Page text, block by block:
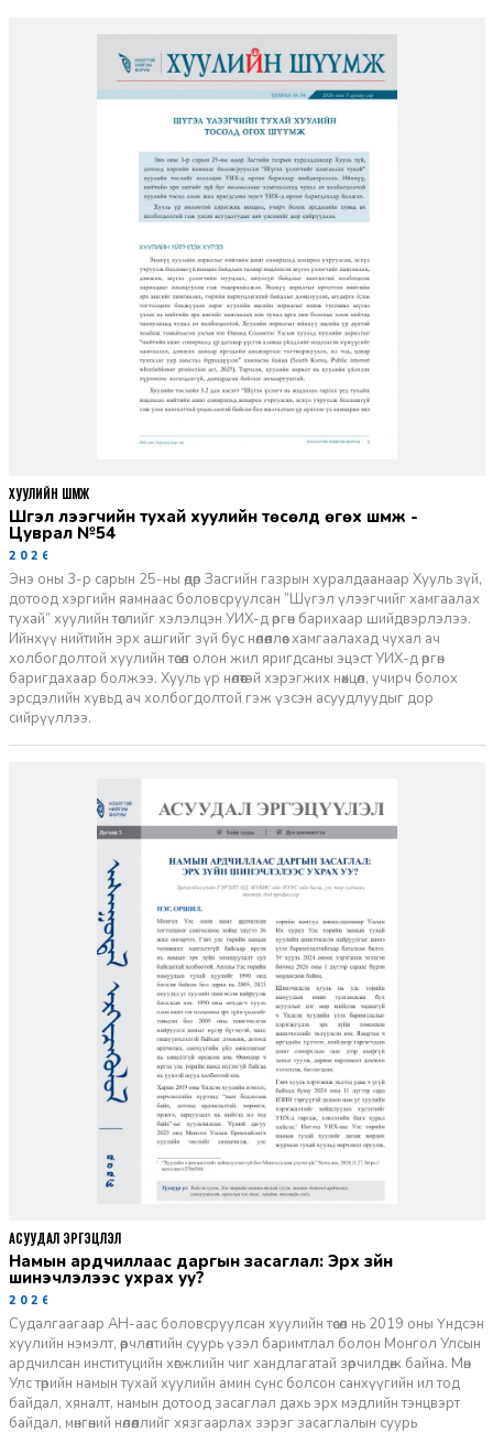
Шүгэл үлээгчийн тухай хуулийн төсөлд өгөх шүүмж -
Цуврал №54
2026-07-27
Энэ оны 3-р сарын 25-ны өдөр Засгийн газрын хуралдаанаар Хууль зүй,
дотоод хэргийн яамнаас боловсруулсан “Шүгэл үлээгчийг хамгаалах
тухай” хуулийн төслийг хэлэлцэн УИХ-д өргөн барихаар шийдвэрлэлээ.
Ийнхүү нийтийн эрх ашгийг зүй бус нөлөөллөөс хамгаалахад чухал ач
холбогдолтой хуулийн төсөл олон жил яригдсаны эцэст УИХ-д өргөн
баригдахаар болжээ. Хууль үр нөлөөтэй хэрэгжих нөхцөл, учирч болох
эрсдэлийн хувьд ач холбогдолтой гэж үзсэн асуудлуудыг дор
сийрүүллээ.
ХУУЛИЙН ШҮҮМЖ
Намын ардчиллаас даргын засаглал: Эрх зүйн
шинэчлэлээс ухрах уу?
2026-07-08
Судалгаагаар АН-аас боловсруулсан хуулийн төсөл нь 2019 оны Үндсэн
хуулийн нэмэлт, өөрчлөлтийн суурь үзэл баримтлал болон Монгол Улсын
ардчилсан институцийн хөгжлийн чиг хандлагатай зөрчилдөж байна. Мөн
Улс төрийн намын тухай хуулийн амин сүнс болсон санхүүгийн ил тод
байдал, хяналт, намын дотоод засаглал дахь эрх мэдлийн тэнцвэрт
байдал, мөнгөний нөлөөллийг хязгаарлах зэрэг засаглалын суурь
АСУУДАЛ ЭРГЭЦҮҮЛЭЛ